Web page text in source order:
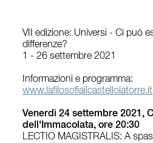
VII edizione: Universi - Ci può
differenze?
1 - 26 settembre 2021
Informazioni e programma:
www.lafilosofiailcastellolatorre.it
Venerdì 24 settembre 2021,
dell'Immacolata, ore 20:30
LECTIO MAGISTRALIS: A